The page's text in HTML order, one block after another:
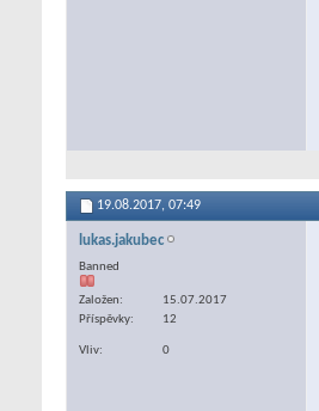
19.08.2017, 07:49
lukas.jakubec
Banned
Založen
15.07.2017
Příspěvky
12
Vliv 0